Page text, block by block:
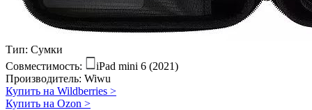
Тип: Сумки
Совместимость:
iPad mini 6 (2021)
Производитель: Wiwu
Купить на Wildberries >
Купить на Ozon >